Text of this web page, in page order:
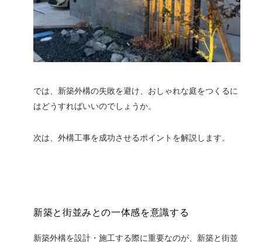
では、新築外構の失敗を避け、おしゃれな庭をつくるに
はどうすればいいのでしょうか。
次は、外構工事を成功させるポイントを解説します。
新築と街並みとの一体感を意識する
新築外構を設計・施工する際に重要なのが、新築と街並